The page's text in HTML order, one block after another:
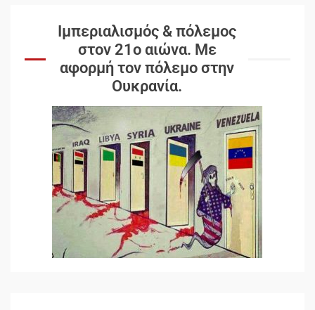
Ιμπεριαλισμός & πόλεμος
στον 21ο αιώνα. Mε
αφορμή τον πόλεμο στην
Ουκρανία.